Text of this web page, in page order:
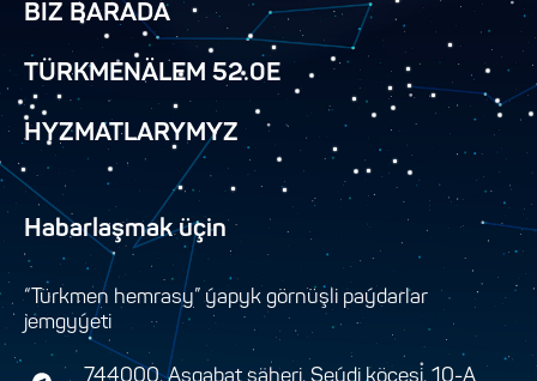
BIZ BARADA
TÜRKMENÄLEM 52.0E
HYZMATLARYMYZ
Habarlaşmak üçin
“Türkmen hemrasy” ýapyk görnüşli paýdarlar
jemgyýeti